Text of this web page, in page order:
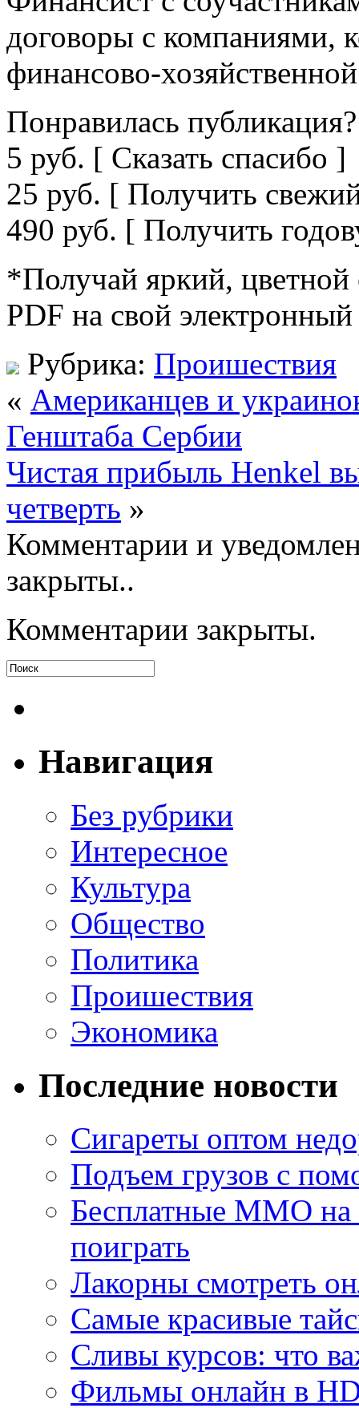
договоры с компаниями,
финансово-
Понравилась
5 руб. [ Сказать спасибо ]
25 руб. [ Получить
490 руб. [ Получить
*Получай яркий, цветной
PDF на свой электронный
Рубрика: Проишествия
« Американцев и
Генштаба Сербии
Чистая прибыль Henkel
четверть »
Комментарии и
закрыты..
Комментарии закрыты.
Навигация
Без рубрики
Интересное
Культура
Общество
Политика
Проишествия
Экономика
Последние новости
Сигареты оптом
Подъем грузов с
Бесплатные MMO
поиграть
Лакорны смотреть
Самые красивые
Сливы курсов: что
Фильмы онлайн в